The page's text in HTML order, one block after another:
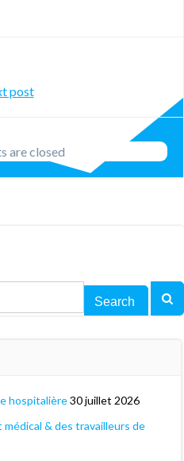
post
are closed
hospitalière30 juillet 2026
& des travailleurs de